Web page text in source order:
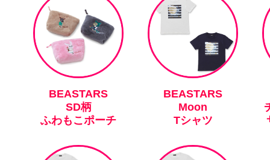
BEASTARS
SD柄
ふわもこポーチ
BEASTARS
Moon
Tシャツ